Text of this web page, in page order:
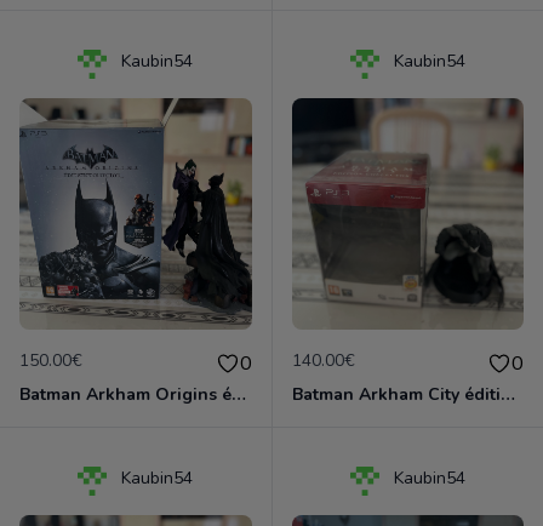
Kaubin54
150.00€ 0
Batman Arkham Origins édition collector PS3
Kaubin54
140.00€ 0
Batman Arkham City édition collector PS3
Kaubin54 Kaubin54